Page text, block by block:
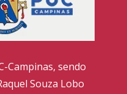
Campinas, sendo
Souza Lobo